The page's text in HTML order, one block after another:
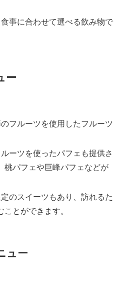
事に合わせて選べる飲み物で
ー
フルーツを使用したフルーツ
ーツを使ったパフェも提供さ
桃パフェや巨峰パフェなどが
のスイーツもあり、訪れるた
とができます。
ュー